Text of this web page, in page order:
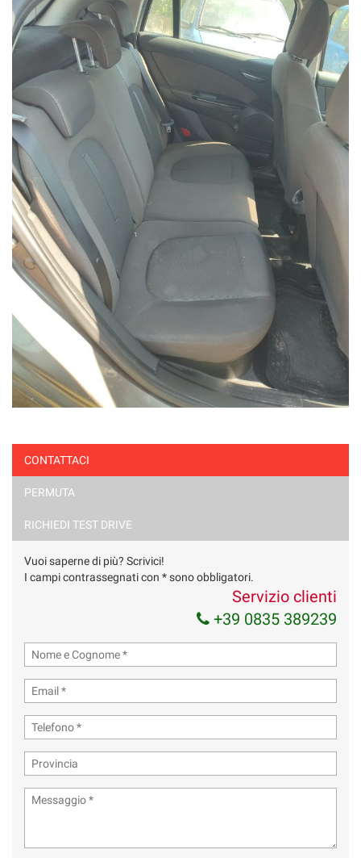
CONTATTACI
PERMUTA
RICHIEDI TEST DRIVE
Vuoi saperne di più? Scrivici!
I campi contrassegnati con * sono obbligatori.
Servizio clienti
+39 0835 389239